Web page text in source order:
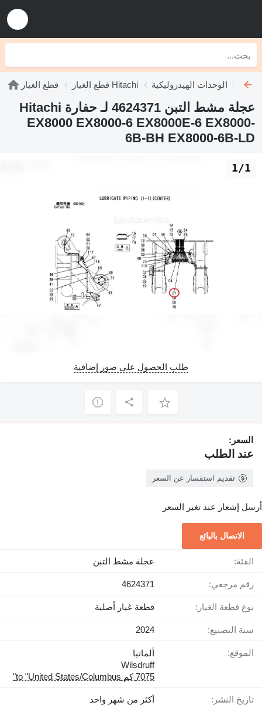
قطع الغيار قطع الغيار Hitachi الوحدات الهيدروليكية Hitachi
عجلة مشط التبن 4624371 لـ حفارة Hitachi
EX8000 EX8000-6 EX8000E-6 EX8000-
6B-BH EX8000-6B-LD
1/1
طلب الحصول على صور إضافية
السعر:
عند الطلب
تقديم استفسار عن السعر
أرسل إشعار عند تغير السعر
الاتصال بالبائع
الفئة: عجلة مشط التبن
رقم مرجعي: 4624371
نوع قطعة الغيار: قطعة غيار أصلية
سنة التصنيع: 2024
الموقع:
ألمانيا
Wilsdruff
7075 كم to "United States/Columbus"
تاريخ النشر: أكثر من شهر واحد